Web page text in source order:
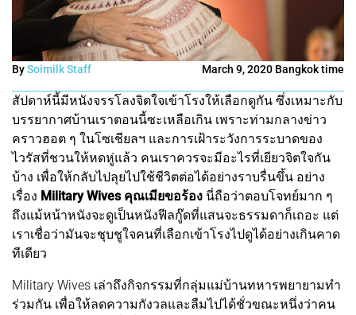
BySoimilk Staff March 9, 2020 Bangkok time
สัปดาห์นี้มีหนังจรรโลงจิตใจเข้าโรงให้เลือกดูกัน ซึ่งเหมาะกับ
บรรยากาศบ้านเราตอนนี้ซะเหลือเกิน เพราะท่ามกลางข่าว
คราวฮอต ๆ ในโซเชียลฯ และการเฝ้าระวังการระบาดของ
ไวรัสที่ชวนให้หดหู่แล้ว คนเราควรจะมีอะไรที่เยียวจิตใจกัน
บ้าง เพื่อให้กลับไปลุยไปใช้ชีวิตต่อได้อย่างราบรื่นขึ้น อย่าง
เรื่อง Military Wives คุณเมียขอร้อง นี่ถือว่าตอบโจทย์มาก ๆ
ถึงแม้หน้าหนังจะดูเป็นหนังฟีลกู๊ดที่แสนจะธรรมดาก็เถอะ แต่
เราเชื่อว่ามันจะชุบชูใจคนที่เลือกเข้าโรงไปดูได้อย่างเกินคาด
ทีเดียว
Military Wives เล่าถึงกิจกรรมที่กลุ่มแม่บ้านทหารพยายามทำ
ร่วมกัน เพื่อให้ลดความกังวลและลืมไปได้ชั่วขณะหนึ่งว่าคน